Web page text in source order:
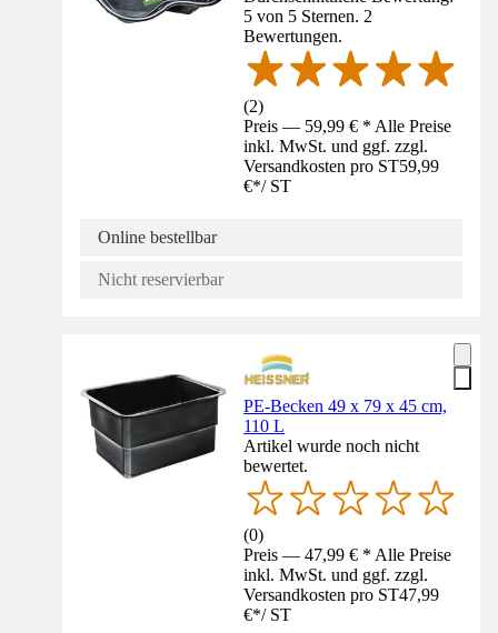
5 von 5 Sternen. 2
Bewertungen.
(2)
Preis — 59,99 € * Alle Preise
inkl. MwSt. und ggf. zzgl.
Versandkosten pro ST59,99
€*/ ST
Online bestellbar
Nicht reservierbar
PE-Becken 49 x 79 x 45 cm,
110 L
Artikel wurde noch nicht
bewertet.
(0)
Preis — 47,99 € * Alle Preise
inkl. MwSt. und ggf. zzgl.
Versandkosten pro ST47,99
€*/ ST